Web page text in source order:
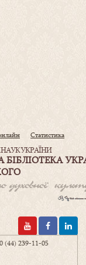
Статистика
УКРАЇНИ
(44) 239-11-05